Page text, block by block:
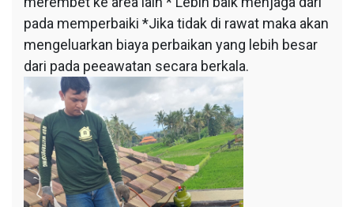
pada memperbaiki *Jika tidak di rawat maka akan
mengeluarkan biaya perbaikan yang lebih besar
dari pada peeawatan secara berkala.